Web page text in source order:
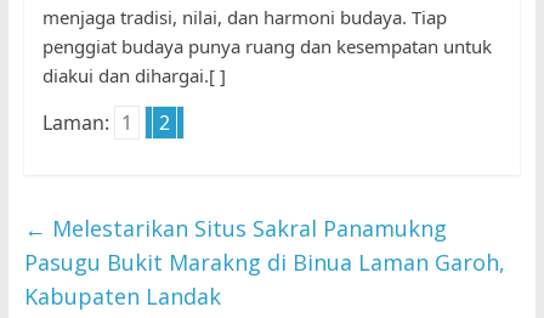
menjaga tradisi, nilai, dan harmoni budaya. Tiap
penggiat budaya punya ruang dan kesempatan untuk
diakui dan dihargai.[ ]
Laman: 1 2
← Melestarikan Situs Sakral Panamukng
Pasugu Bukit Marakng di Binua Laman Garoh,
Kabupaten Landak